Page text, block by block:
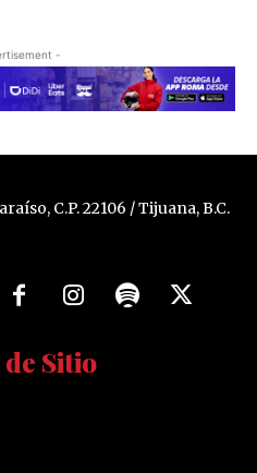
-
C.P. 22106 / Tijuana, B.C.
Sitio